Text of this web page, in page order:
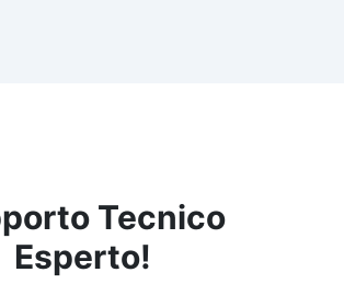
Tecnico
Esperto!